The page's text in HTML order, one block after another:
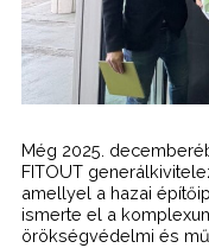
Még 2025.
FITOUT
amellyel a hazai
ismerte el a
örökségvédelmi és